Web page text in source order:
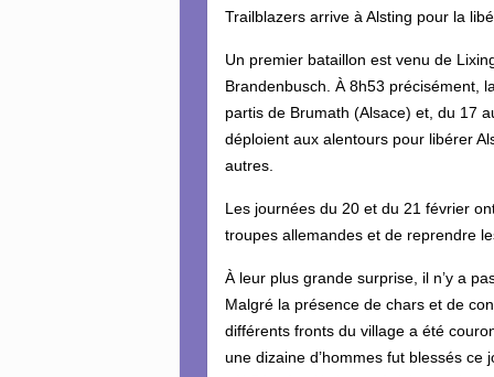
Trailblazers arrive à Alsting pour la
Un premier bataillon est venu de
Brandenbusch. À 8h53 précisément,
partis de Brumath (Alsace) et, du 17
déploient aux alentours pour libérer
autres.
Les journées du 20 et du 21 février
troupes allemandes et de reprendre
À leur plus grande surprise, il n’y a
Malgré la présence de chars et de
différents fronts du village a été
une dizaine d’hommes fut blessés ce